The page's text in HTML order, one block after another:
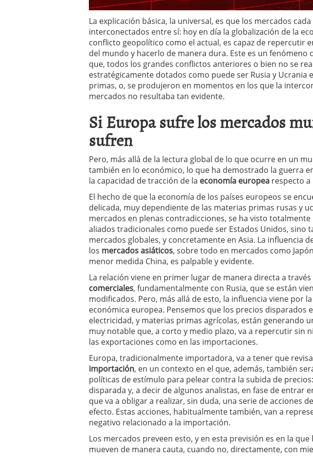
La explicación básica, la universal, es que los mercados
interconectados entre sí: hoy en día la globalización de la
conflicto geopolítico como el actual, es capaz de repercutir
del mundo y hacerlo de manera dura. Este es un fenómeno
que, todos los grandes conflictos anteriores o bien no se
estratégicamente dotados como puede ser Rusia y Ucrania
primas, o, se produjeron en momentos en los que la
mercados no resultaba tan evidente.
Si Europa sufre los mercados
sufren
Pero, más allá de la lectura global de lo que ocurre en un
también en lo económico, lo que ha demostrado la guerra
la capacidad de tracción de la economía europea respecto a
El hecho de que la economía de los países europeos se
delicada, muy dependiente de las materias primas rusas y
mercados en plenas contradicciones, se ha visto
aliados tradicionales como puede ser Estados Unidos, sino
mercados globales, y concretamente en Asia. La influencia
los mercadosasiáticos, sobre todo en mercados como
menor medida China, es palpable y evidente.
La relación viene en primer lugar de manera directa a través
comerciales, fundamentalmente con Rusia, que se están
modificados. Pero, más allá de esto, la influencia viene por
económica europea. Pensemos que los precios disparados
electricidad, y materias primas agrícolas, están generando
muy notable que, a corto y medio plazo, va a repercutir sin
las exportaciones como en las importaciones.
Europa, tradicionalmente importadora, va a tener que
importación, en un contexto en el que, además, también
políticas de estímulo para pelear contra la subida de
disparada y, a decir de algunos analistas, en fase de entrar
que va a obligar a realizar, sin duda, una serie de acciones
efecto. Estas acciones, habitualmente también, van a
negativo relacionado a la importación.
Los mercados preveen esto, y en esta previsión es en la que
mueven de manera cauta, cuando no, directamente, con